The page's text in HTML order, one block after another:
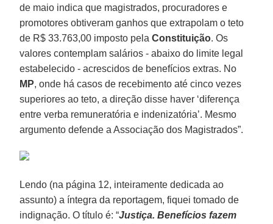
de maio indica que magistrados, procuradores e
promotores obtiveram ganhos que extrapolam o teto
de R$ 33.763,00 imposto pelaConstituição. Os
valores contemplam salários - abaixo do limite legal
estabelecido - acrescidos de benefícios extras. No
MP, onde há casos de recebimento até cinco vezes
superiores ao teto, a direção disse haver ‘diferença
entre verba remuneratória e indenizatória’. Mesmo
argumento defende a Associação dos Magistrados”.
Lendo (na página 12, inteiramente dedicada ao
assunto) a íntegra da reportagem, fiquei tomado de
indignação. O título é: “Justiça. Benefícios fazem